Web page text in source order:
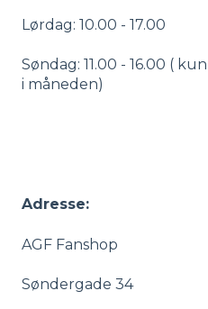
Lørdag: 10.00 - 17.00
Søndag: 11.00 - 16.00 (
i måneden)
Adresse:
AGF Fanshop
Søndergade 34